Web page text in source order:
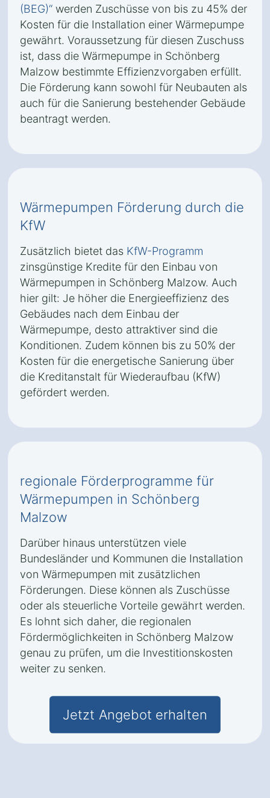
(BEG)“ werden Zuschüsse von bis zu 45% der
Kosten für die Installation einer Wärmepumpe
gewährt. Voraussetzung für diesen Zuschuss
ist, dass die Wärmepumpe in Schönberg
Malzow bestimmte Effizienzvorgaben erfüllt.
Die Förderung kann sowohl für Neubauten als
auch für die Sanierung bestehender Gebäude
beantragt werden.
Wärmepumpen Förderung durch die
KfW
Zusätzlich bietet das KfW-Programm
zinsgünstige Kredite für den Einbau von
Wärmepumpen in Schönberg Malzow. Auch
hier gilt: Je höher die Energieeffizienz des
Gebäudes nach dem Einbau der
Wärmepumpe, desto attraktiver sind die
Konditionen. Zudem können bis zu 50% der
Kosten für die energetische Sanierung über
die Kreditanstalt für Wiederaufbau (KfW)
gefördert werden.
regionale Förderprogramme für
Wärmepumpen in Schönberg
Malzow
Darüber hinaus unterstützen viele
Bundesländer und Kommunen die Installation
von Wärmepumpen mit zusätzlichen
Förderungen. Diese können als Zuschüsse
oder als steuerliche Vorteile gewährt werden.
Es lohnt sich daher, die regionalen
Fördermöglichkeiten in Schönberg Malzow
genau zu prüfen, um die Investitionskosten
weiter zu senken.
Jetzt Angebot erhalten